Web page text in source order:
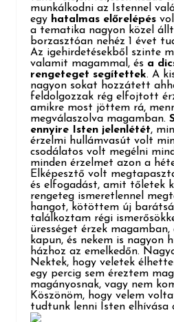
munkálkodni az Istennel
egy hatalmas előrelépés
a tematika nagyon közel
borzasztóan nehéz 1 évet
Az igehirdetésekből szinte
valamit magammal, és a
rengeteget segítettek. A
nagyon sokat hozzátett
feldolgozzak rég elfojtott
amikre most jöttem rá,
megválaszolva magamban.
ennyire Isten jelenlétét,
érzelmi hullámvasút volt
csodálatos volt megélni
minden érzelmet azon a
Elképesztő volt
és elfogadást, amit tőletek
rengeteg ismeretlennel
hangot, kötöttem új
találkoztam régi
ürességet érzek
kapun, és nekem is nagyon
házhoz az emelkedőn.
Nektek, hogy veletek
egy percig sem éreztem
magányosnak, vagy nem
Köszönöm, hogy velem
tudtunk lenni Isten elhívása